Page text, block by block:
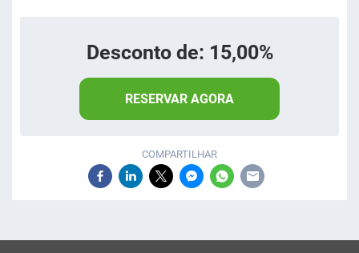
Desconto de: 15,00%
RESERVAR AGORA
COMPARTILHAR